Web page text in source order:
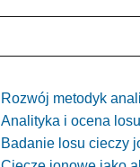
Rozwój metodyk
Analityka i ocena
Badanie losu cieczy